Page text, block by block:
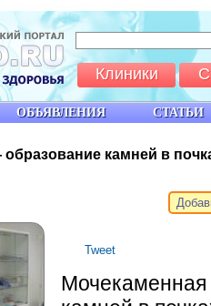
камней в
Tweet
ОБЪЯВЛЕНИЯ СТАТЬИ
Клиники